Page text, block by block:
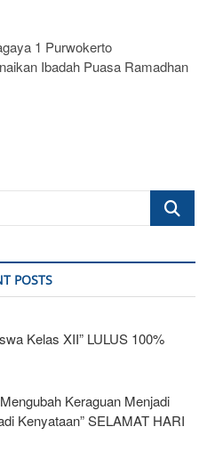
1 Purwokerto
Ibadah Puasa Ramadhan
Search
POSTS
Kelas XII” LULUS 100%
Keraguan Menjadi
Kenyataan” SELAMAT HARI